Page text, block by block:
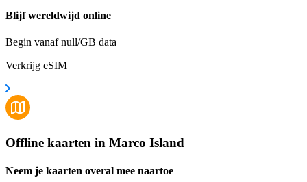
Blijf wereldwijd online
Begin vanaf null/GB data
Verkrijg eSIM
Offline kaarten in Marco Island
Neem je kaarten overal mee naartoe